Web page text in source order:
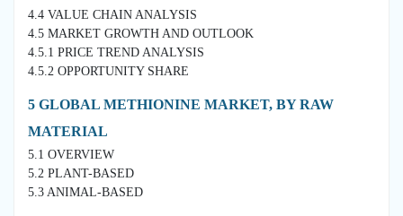
4.4 VALUE CHAIN ANALYSIS
4.5 MARKET GROWTH AND OUTLOOK
4.5.1 PRICE TREND ANALYSIS
4.5.2 OPPORTUNITY SHARE
5 GLOBAL METHIONINE MARKET, BY RAW
MATERIAL
5.1 OVERVIEW
5.2 PLANT-BASED
5.3 ANIMAL-BASED